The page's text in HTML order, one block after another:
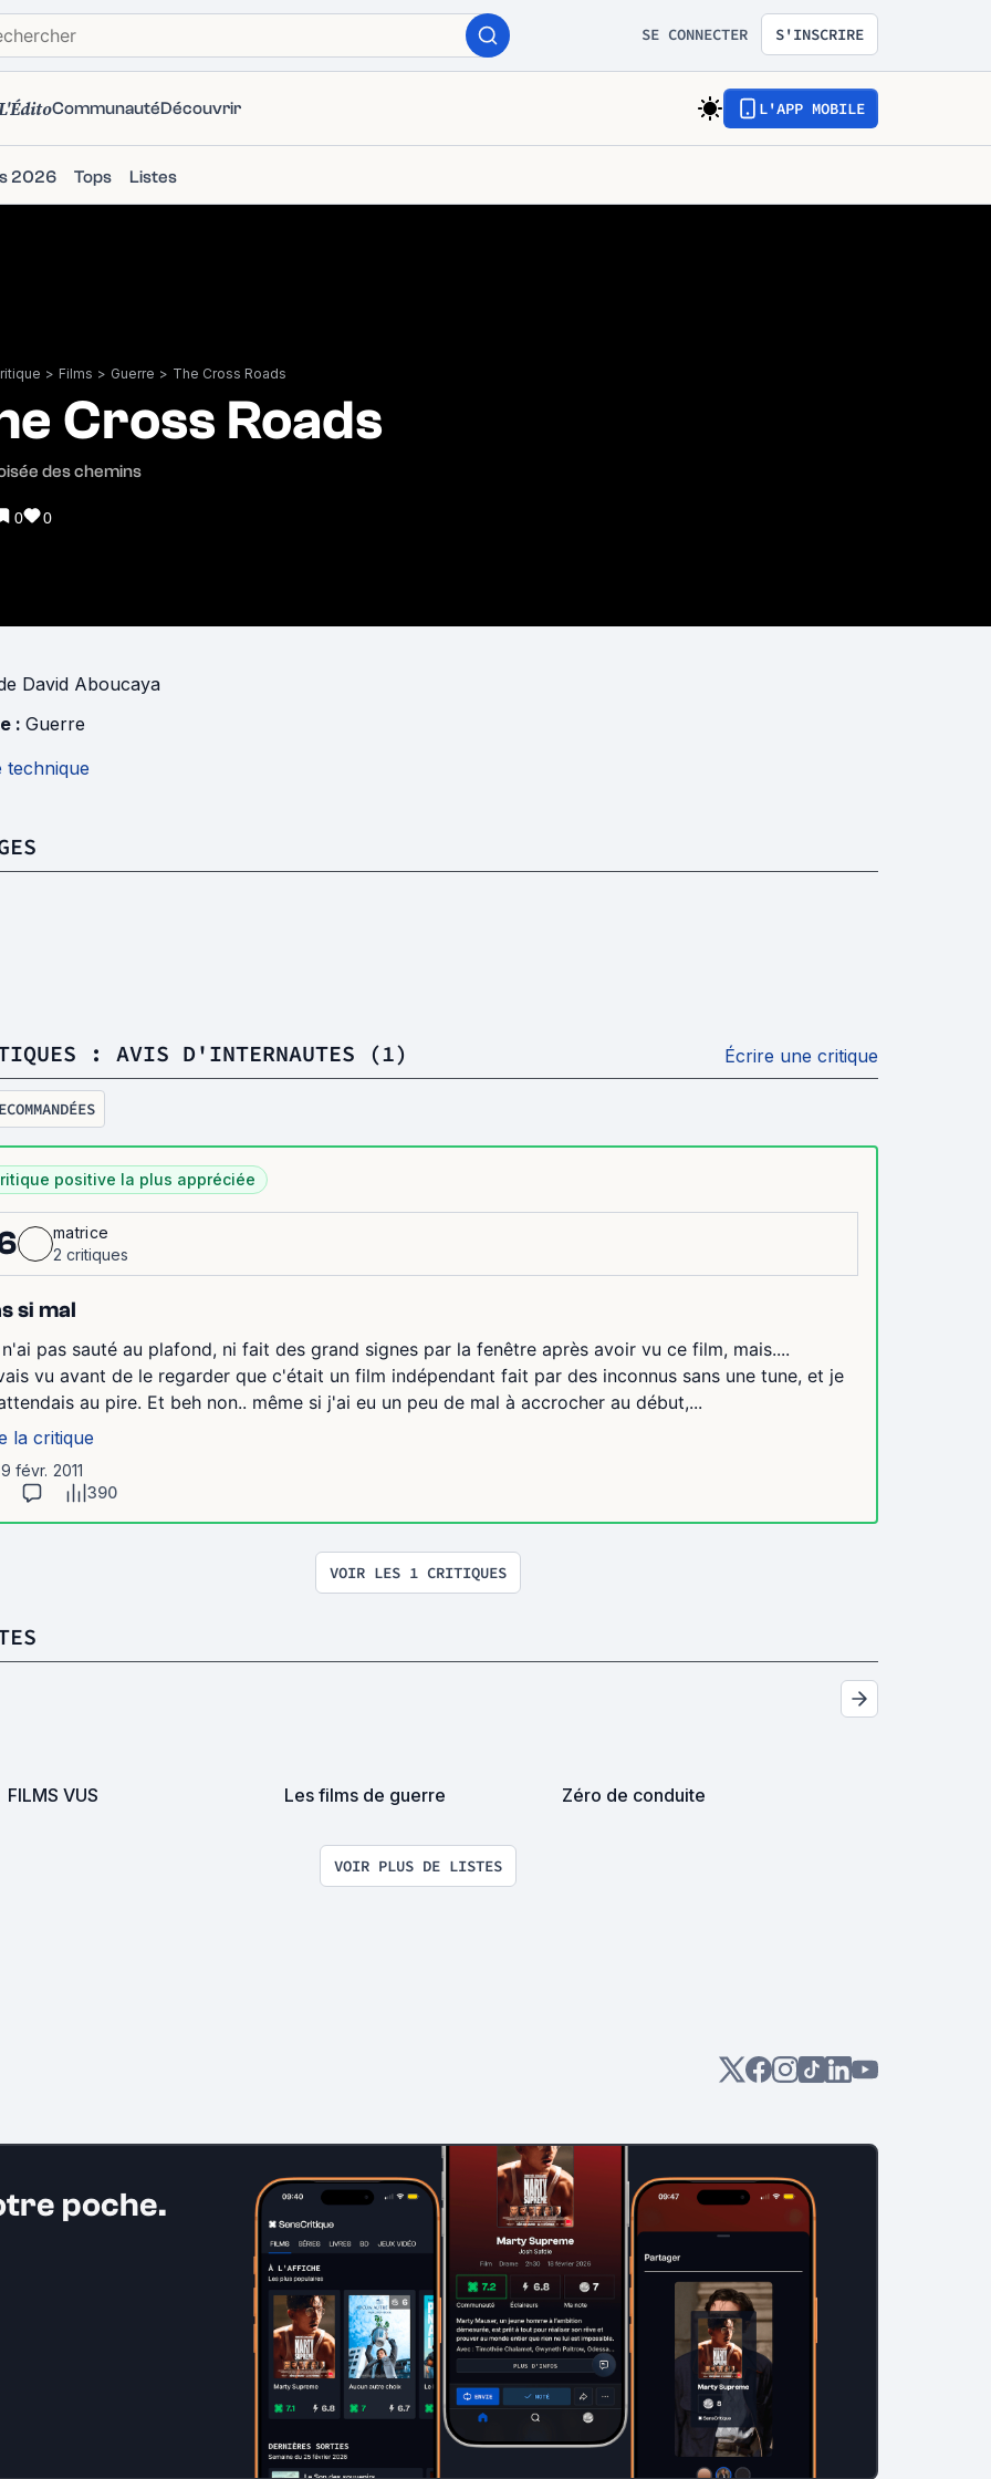
SE CONNECTER S'INSCRIRE
CommunautéDécouvrir L'APP MOBILE
2026 Tops Listes
> Films > Guerre > The Cross Roads
Cross Roads
des chemins
0 0
David Aboucaya
: Guerre
technique
: AVIS D'INTERNAUTES (1) Écrire une critique
positive la plus appréciée
matrice
2 critiques
si mal
pas sauté au plafond, ni fait des grand signes par la fenêtre après avoir vu ce film, mais....
vu avant de le regarder que c'était un film indépendant fait par des inconnus sans une tune, et je
au pire. Et beh non.. même si j'ai eu un peu de mal à accrocher au début,...
la critique
févr. 2011
390
VOIR LES 1 CRITIQUES
FILMS VUS Les films de guerre Zéro de conduite
VOIR PLUS DE LISTES
poche.